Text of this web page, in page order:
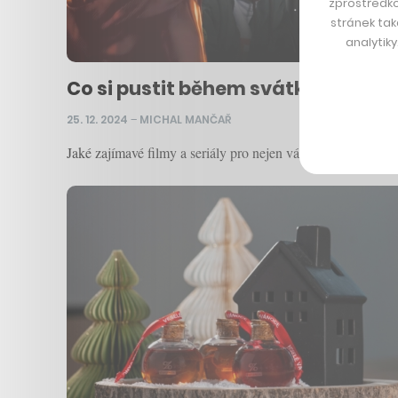
Co si pustit během svátků?
25. 12. 2024 – MICHAL MANČAŘ
Jaké zajímavé filmy a seriály pro nejen vánoční
stránek